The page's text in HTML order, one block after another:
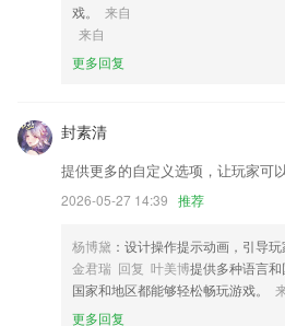
6,还能够自在替换底色预览，满意您的全部
彩票app下载软件大全软件优势
2.可以通过平台了解很多的知识，还能查看
3.‘拼写大冒险’英语单词游戏，主要训练
程中展示的物品所对应的中文，进行连线
拼写出对应的英文单词，即可通往下一关
英语听力训练，学习到中英文互译及加深
4.软件将课程和丰富有趣的游戏巧妙的结
戏。
来自
来自
更多回复
封素清
提供更多的自定义选项，让玩家可
2026-05-27 14:39 推荐
杨博黛 ：设计操作提示动画，引导玩
金君瑞 回复 叶美博提供多种语言
国家和地区都能够轻松畅玩游戏。
更多回复